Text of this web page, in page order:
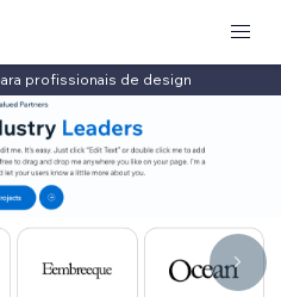
profissionais de design